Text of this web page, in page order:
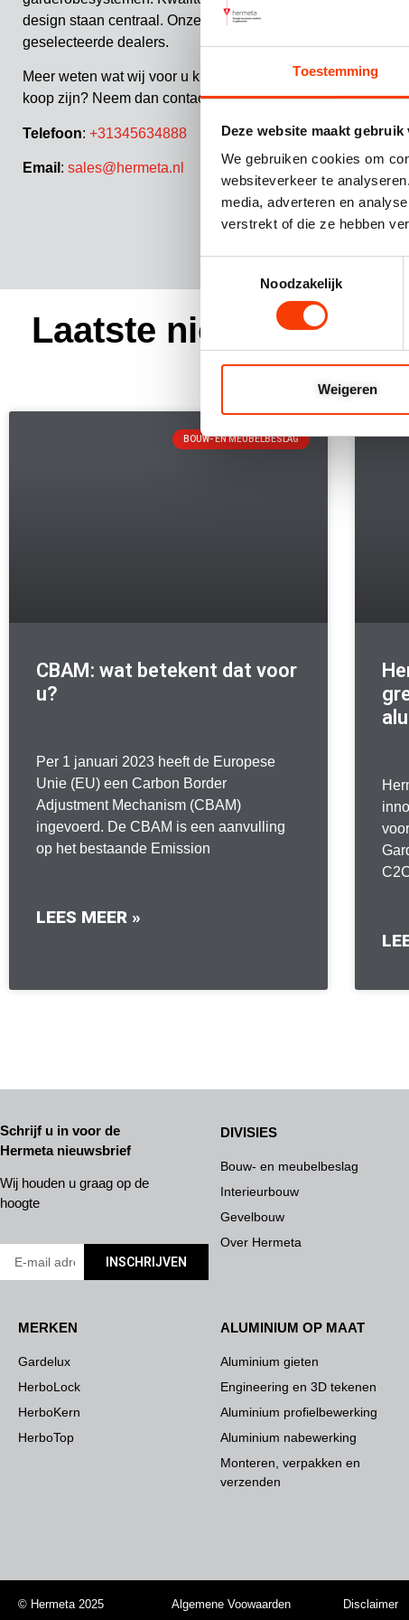
Toestemming
Deze website maakt gebruik
We gebruiken cookies om
websiteverkeer te
media, adverteren en
verstrekt of die ze hebben
Noodzakelijk
Weigeren
design staan centraal. Onze producten worden verkocht via
geselecteerde dealers.
Meer weten wat wij voor u kunnen betekenen of waar onze
koop zijn? Neem dan contact op of vraag meer informatie
Telefoon: +31345634888
Email : sales@hermeta.nl
Laatste nieuws en
BOUW- EN MEUBELBESLAG
CBAM: wat betekent dat voor
u?
Per 1 januari 2023 heeft de Europese
Unie (EU) een Carbon Border
Adjustment Mechanism (CBAM)
ingevoerd. De CBAM is een aanvulling
op het bestaande Emission
LEES MEER »
Schrijf u in voor de
Hermeta nieuwsbrief
Wij houden u graag op de
hoogte
INSCHRIJVEN
DIVISIES
Bouw- en meubelbeslag
Interieurbouw
Gevelbouw
Over Hermeta
MERKEN
Gardelux
HerboLock
HerboKern
HerboTop
ALUMINIUM OP MAAT
Aluminium gieten
Engineering en 3D tekenen
Aluminium profielbewerking
Aluminium nabewerking
Monteren, verpakken en
verzenden
© Hermeta 2025 Algemene Voowaarden Disclaimer